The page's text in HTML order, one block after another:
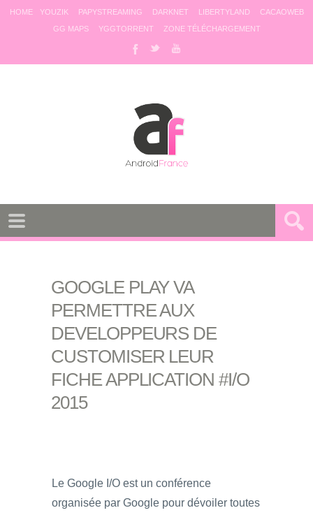
HOME YOUZIK PAPYSTREAMING DARKNET LIBERTYLAND
CACAOWEB
GG MAPS
YGGTORRENT ZONE TÉLÉCHARGEMENT
GOOGLE PLAY VA
PERMETTRE AUX
DEVELOPPEURS DE
CUSTOMISER LEUR
FICHE APPLICATION #I/O
2015
Le Google I/O est un conférence
organisée par Google pour dévoiler toutes